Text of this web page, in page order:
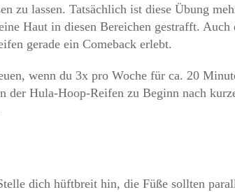
zu lassen. Tatsächlich ist diese Übung
Haut in diesen Bereichen gestrafft.
gerade ein Comeback erlebt.
wenn du 3x pro Woche für ca. 20
Hula-Hoop-Reifen zu Beginn nach
dich hüftbreit hin, die Füße sollten